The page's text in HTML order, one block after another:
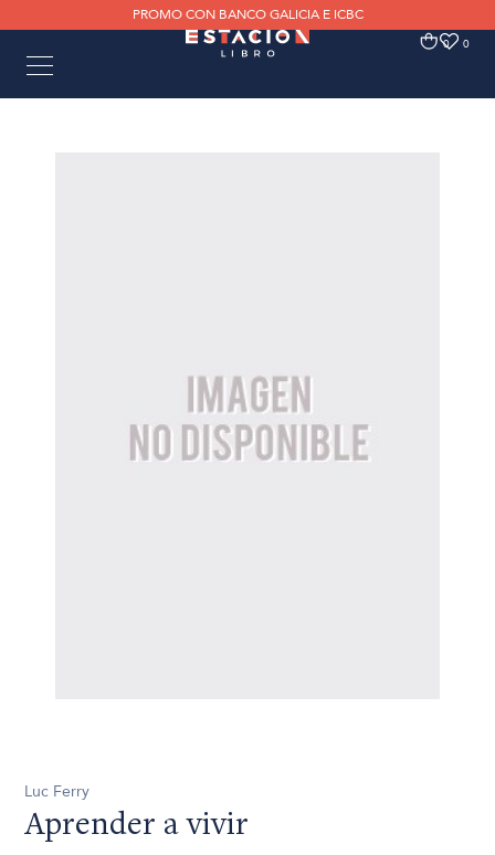
PROMO CON BANCO GALICIA E ICBC
0 0
Luc Ferry
Aprender a vivir